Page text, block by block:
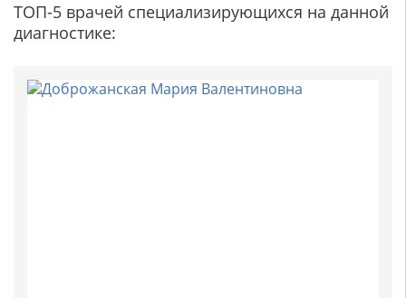
ТОП-5 врачей специализирующихся на данной
диагностике: